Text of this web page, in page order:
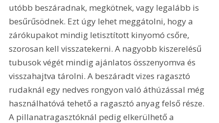
utóbb beszáradnak, megkötnek, vagy legalább is
besűrűsödnek. Ezt úgy lehet meggátolni, hogy a
zárókupakot mindig letisztított kinyomó csőre,
szorosan kell visszatekerni. A nagyobb kiszerelésű
tubusok végét mindig ajánlatos összenyomva és
visszahajtva tárolni. A beszáradt vizes ragasztó
rudaknál egy nedves rongyon való áthúzással még
használhatóvá tehető a ragasztó anyag felső része.
A pillanatragasztóknál pedig elkerülhető a